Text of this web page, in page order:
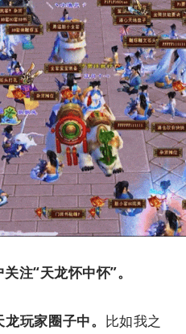
注“天龙怀中怀”。
玩家圈子中。 比如我之